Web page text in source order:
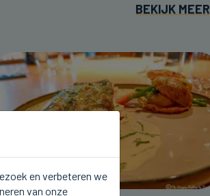
BEKIJK MEER
en verbeteren we
van onze